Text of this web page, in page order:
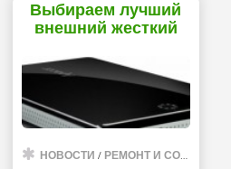
Выбираем лучший
внешний жесткий
диски»
НОВОСТИ / РЕМОНТ И СОВЕТЫ